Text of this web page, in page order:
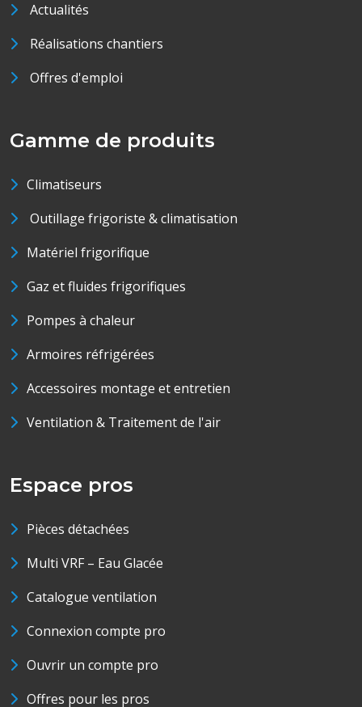
Actualités
Réalisations chantiers
Offres d'emploi
Gamme de produits
Climatiseurs
Outillage frigoriste & climatisation
Matériel frigorifique
Gaz et fluides frigorifiques
Pompes à chaleur
Armoires réfrigérées
Accessoires montage et entretien
Ventilation & Traitement de l'air
Espace pros
Pièces détachées
Multi VRF – Eau Glacée
Catalogue ventilation
Connexion compte pro
Ouvrir un compte pro
Offres pour les pros